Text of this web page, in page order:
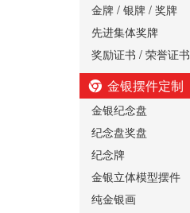
金牌 / 银牌 / 奖牌
先进集体奖牌
奖励证书 / 荣誉证书
金银摆件定制
金银纪念盘
纪念盘奖盘
纪念牌
金银立体模型摆件
纯金银画